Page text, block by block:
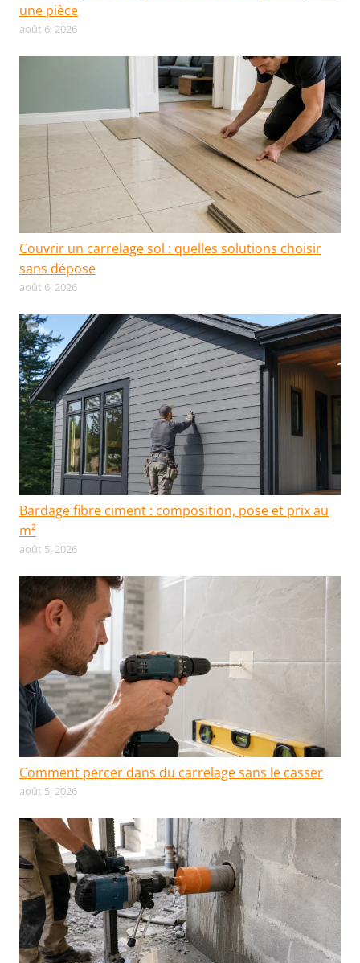
une pièce
août 6, 2026
Couvrir un carrelage sol : quelles solutions choisir
sans dépose
août 6, 2026
Bardage fibre ciment : composition, pose et prix au
m²
août 5, 2026
Comment percer dans du carrelage sans le casser
août 5, 2026